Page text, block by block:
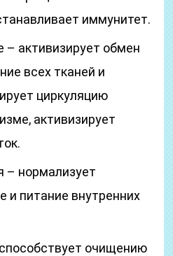
иммунитет.
– активизирует обмен
всех тканей и
циркуляцию
активизирует
– нормализует
и питание внутренних
очищению